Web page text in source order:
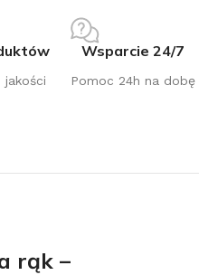
jakości
Wsparcie 24/7
Pomoc 24h na dobę
rąk –